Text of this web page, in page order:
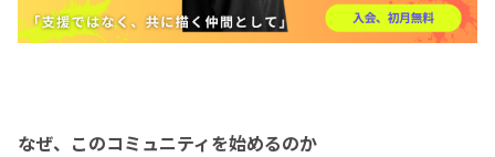
なぜ、このコミュニティを始めるのか